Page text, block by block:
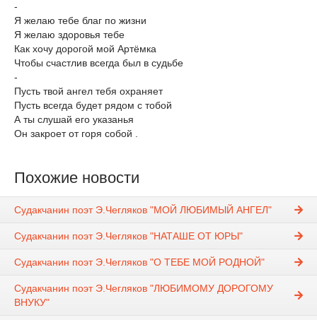
-
Я желаю тебе благ по жизни
Я желаю здоровья тебе
Как хочу дорогой мой Артёмка
Чтобы счастлив всегда был в судьбе
-
Пусть твой ангел тебя охраняет
Пусть всегда будет рядом с тобой
А ты слушай его указанья
Он закроет от горя собой .
Похожие новости
Судакчанин поэт Э.Чегляков "МОЙ ЛЮБИМЫЙ АНГЕЛ"
Судакчанин поэт Э.Чегляков "НАТАШЕ ОТ ЮРЫ"
Судакчанин поэт Э.Чегляков "О ТЕБЕ МОЙ РОДНОЙ"
Судакчанин поэт Э.Чегляков "ЛЮБИМОМУ ДОРОГОМУ
ВНУКУ"